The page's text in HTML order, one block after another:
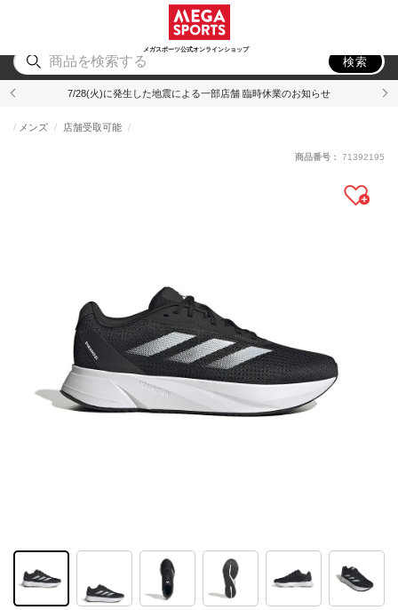
メガスポーツ公式オンラインショップ
アウトドア
検索
7/28(火)に発生した地震による一部店舗 臨時休業のお知らせ
メンズ 店舗受取可能
商品番号： 71392195